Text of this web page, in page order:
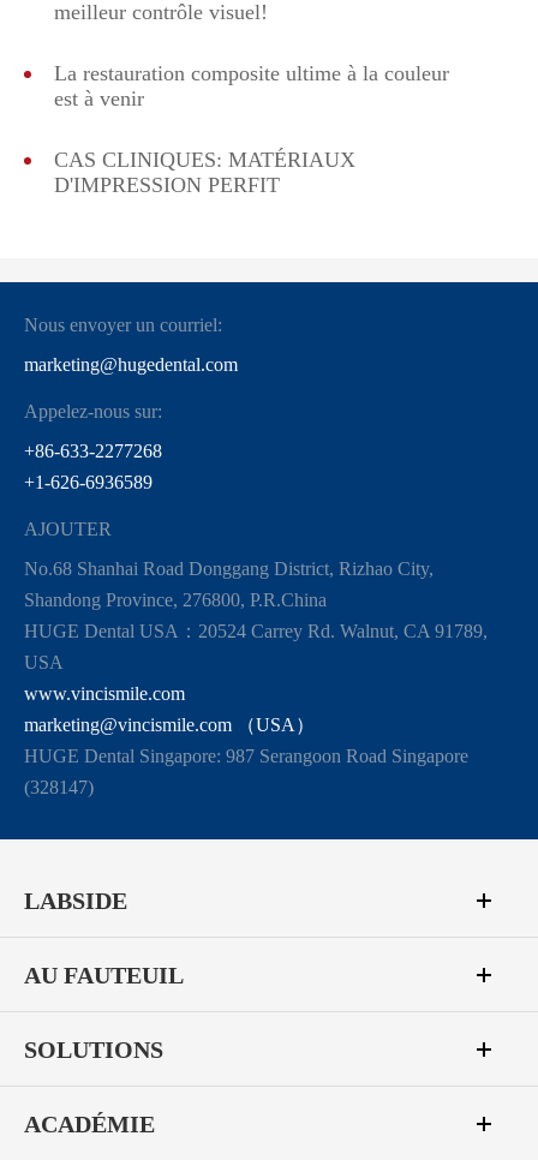
meilleur contrôle visuel!
La restauration composite ultime à la couleur
est à venir
CAS CLINIQUES: MATÉRIAUX
D'IMPRESSION PERFIT
Nous envoyer un courriel:
marketing@hugedental.com
Appelez-nous sur:
+86-633-2277268
+1-626-6936589
AJOUTER
No.68 Shanhai Road Donggang District, Rizhao City,
Shandong Province, 276800, P.R.China
HUGE Dental USA：20524 Carrey Rd. Walnut, CA 91789,
USA
www.vincismile.com
marketing@vincismile.com （USA）
HUGE Dental Singapore: 987 Serangoon Road Singapore
(328147)
LABSIDE
AU FAUTEUIL
SOLUTIONS
ACADÉMIE